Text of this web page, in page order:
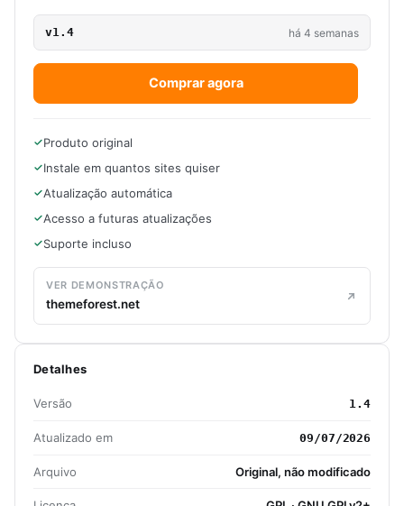
v1.4 há 4 semanas
Comprar agora
Produto original
Instale em quantos sites quiser
Atualização automática
Acesso a futuras atualizações
Suporte incluso
VER DEMONSTRAÇÃO
themeforest.net
Detalhes
Versão 1.4
Atualizado em 09/07/2026
Arquivo Original, não modificado